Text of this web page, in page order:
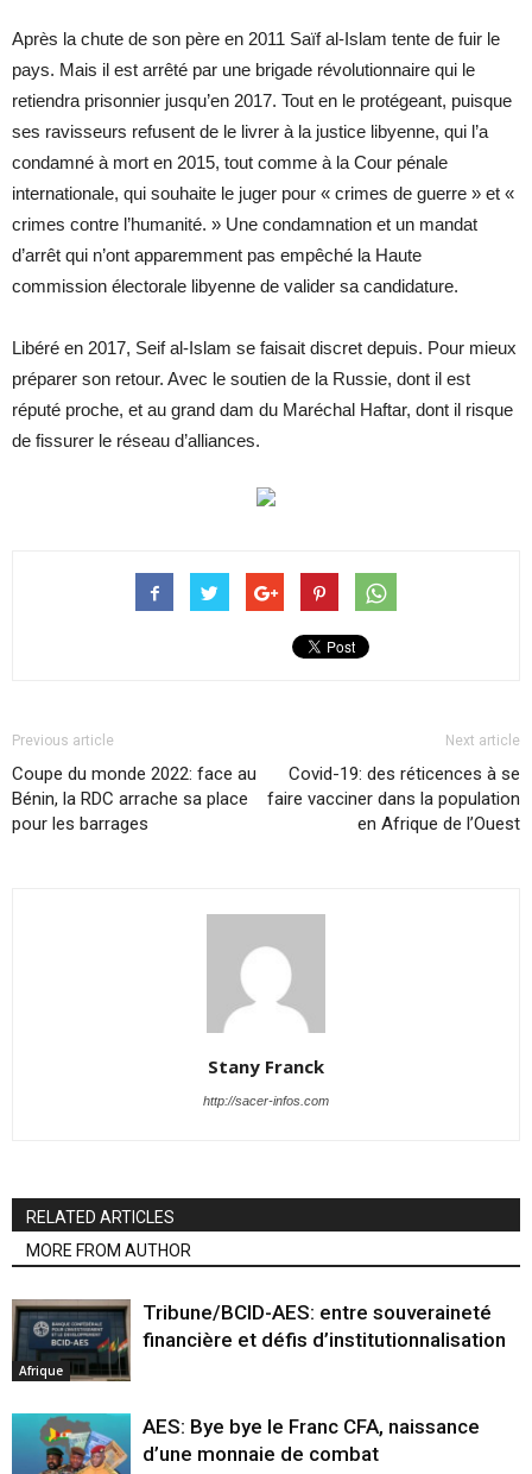
Après la chute de son père en 2011 Saïf al-Islam tente de fuir le
pays. Mais il est arrêté par une brigade révolutionnaire qui le
retiendra prisonnier jusqu’en 2017. Tout en le protégeant, puisque
ses ravisseurs refusent de le livrer à la justice libyenne, qui l’a
condamné à mort en 2015, tout comme à la Cour pénale
internationale, qui souhaite le juger pour « crimes de guerre » et «
crimes contre l’humanité. » Une condamnation et un mandat
d’arrêt qui n’ont apparemment pas empêché la Haute
commission électorale libyenne de valider sa candidature.
Libéré en 2017, Seif al-Islam se faisait discret depuis. Pour mieux
préparer son retour. Avec le soutien de la Russie, dont il est
réputé proche, et au grand dam du Maréchal Haftar, dont il risque
de fissurer le réseau d’alliances.
Previous article
Coupe du monde 2022: face au
Bénin, la RDC arrache sa place
pour les barrages
Next article
Covid-19: des réticences à se
faire vacciner dans la population
en Afrique de l’Ouest
Stany Franck
http://sacer-infos.com
RELATED ARTICLES
MORE FROM AUTHOR
Afrique
Tribune/BCID-AES: entre souveraineté
financière et défis d’institutionnalisation
AES: Bye bye le Franc CFA, naissance
d’une monnaie de combat